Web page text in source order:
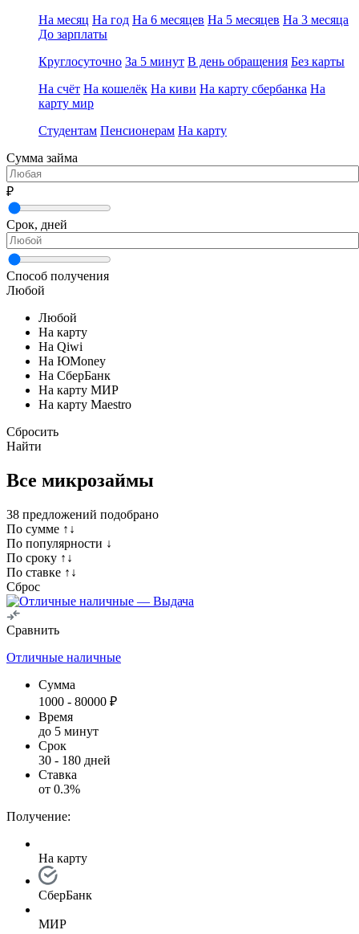
На месяц На год На 6 месяцев На 5 месяцев На 3 месяца
До зарплаты
Круглосуточно За 5 минут В день обращения Без карты
На счёт На кошелёк На киви На карту сбербанка На
карту мир
Студентам Пенсионерам На карту
Сумма займа
₽
Срок, дней
Способ получения
Любой
Любой
На карту
На Qiwi
На ЮMoney
На СберБанк
На карту МИР
На карту Maestro
Сбросить
Найти
Все микрозаймы
38 предложений подобрано
По сумме ↑↓
По популярности ↓
По сроку ↑↓
По ставке ↑↓
Сброс
Сравнить
Отличные наличные
Сумма
1000 - 80000 ₽
Время
до 5 минут
Срок
30 - 180 дней
Ставка
от 0.3%
Получение:
На карту
СберБанк
МИР